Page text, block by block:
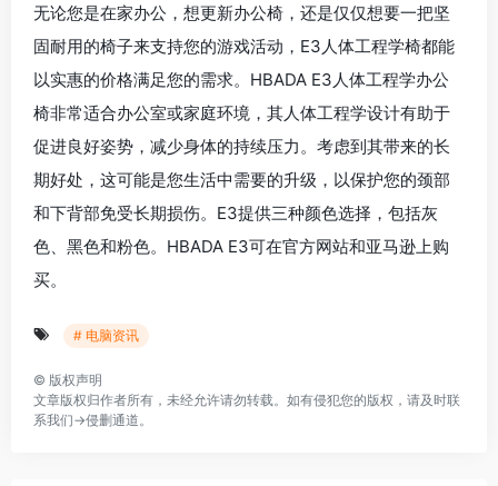
无论您是在家办公，想更新办公椅，还是仅仅想要一把坚
固耐用的椅子来支持您的游戏活动，E3人体工程学椅都能
以实惠的价格满足您的需求。HBADA E3人体工程学办公
椅非常适合办公室或家庭环境，其人体工程学设计有助于
促进良好姿势，减少身体的持续压力。考虑到其带来的长
期好处，这可能是您生活中需要的升级，以保护您的颈部
和下背部免受长期损伤。E3提供三种颜色选择，包括灰
色、黑色和粉色。HBADA E3可在官方网站和亚马逊上购
买。
# 电脑资讯
© 版权声明
文章版权归作者所有，未经允许请勿转载。如有侵犯您的版权，请及时联
系我们→侵删通道 。